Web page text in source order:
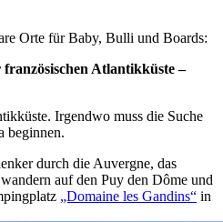
Orte für Baby, Bulli und Boards:
Atlantikküste –
Irgendwo muss die Suche
beginnen.
durch die Auvergne, das
auf den Puy den Dôme und
„Domaine les Gandins“ in